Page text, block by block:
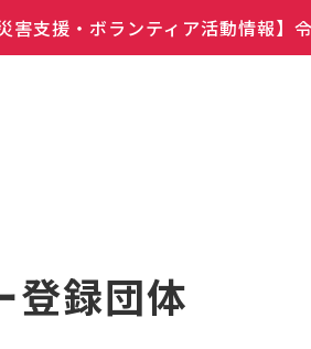
災害支援・ボランティア活動情報
登録団体